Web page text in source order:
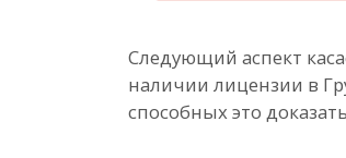
Следующий аспект
наличии лицензии в
способных это